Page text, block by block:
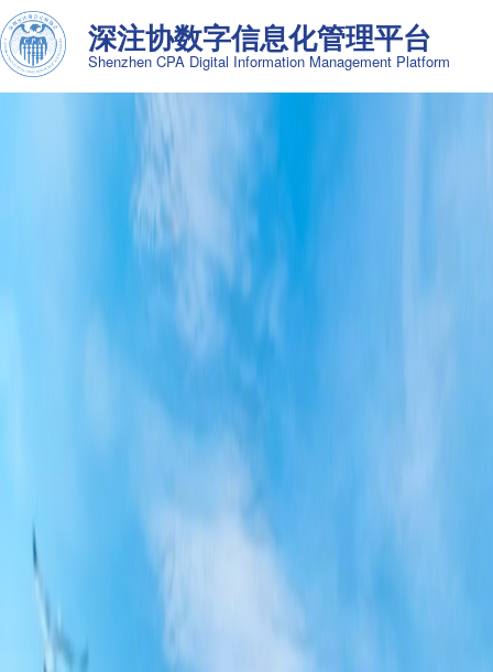
深注协数字信息化管理平台
Shenzhen CPA Digital Information Management Platform